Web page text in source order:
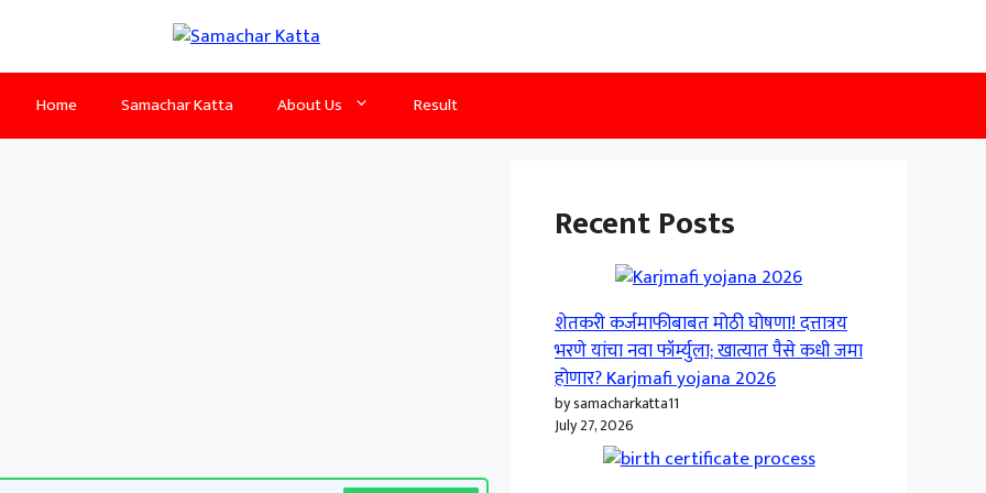
Home Samachar Katta About Us Result
Recent Posts
शेतकरी कर्जमाफीबाबत मोठी घोषणा! दत्तात्रय
भरणे यांचा नवा फॉर्म्युला; खात्यात पैसे कधी जमा
होणार? Karjmafi yojana 2026
by samacharkatta11
July 27, 2026